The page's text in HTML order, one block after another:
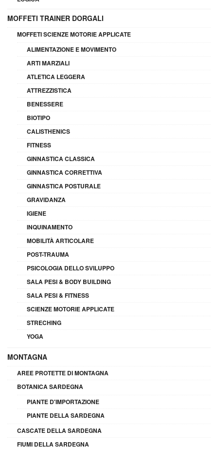
MOFFETI TRAINER DORGALI
MOFFETI SCIENZE MOTORIE APPLICATE
ALIMENTAZIONE E MOVIMENTO
ARTI MARZIALI
ATLETICA LEGGERA
ATTREZZISTICA
BENESSERE
BIOTIPO
CALISTHENICS
FITNESS
GINNASTICA CLASSICA
GINNASTICA CORRETTIVA
GINNASTICA POSTURALE
GRAVIDANZA
IGIENE
INQUINAMENTO
MOBILITÀ ARTICOLARE
POST-TRAUMA
PSICOLOGIA DELLO SVILUPPO
SALA PESI & BODY BUILDING
SALA PESI & FITNESS
SCIENZE MOTORIE APPLICATE
STRECHING
YOGA
MONTAGNA
AREE PROTETTE DI MONTAGNA
BOTANICA SARDEGNA
PIANTE D'IMPORTAZIONE
PIANTE DELLA SARDEGNA
CASCATE DELLA SARDEGNA
FIUMI DELLA SARDEGNA